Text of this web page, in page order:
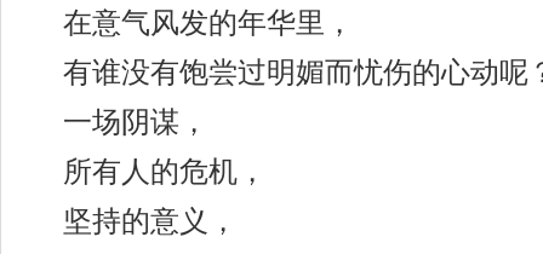
在意气风发的年华里，
有谁没有饱尝过明媚而忧伤的心动呢
一场阴谋，
所有人的危机，
坚持的意义，